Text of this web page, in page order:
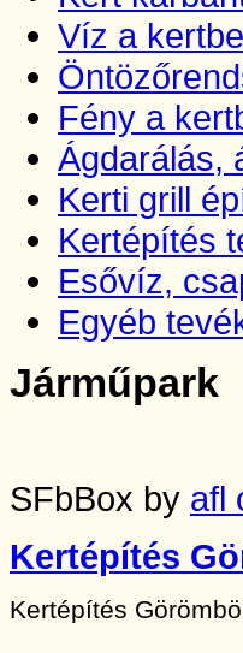
Víz a
Fény a
Ágdarálás,
Kerti grill
Kertépítés
Esővíz,
Egyéb
Járműpark
SFbBox by afl
Kertépítés
Kertépítés